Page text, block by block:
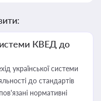
КВЕД до
української системи
до стандартів
нормативні